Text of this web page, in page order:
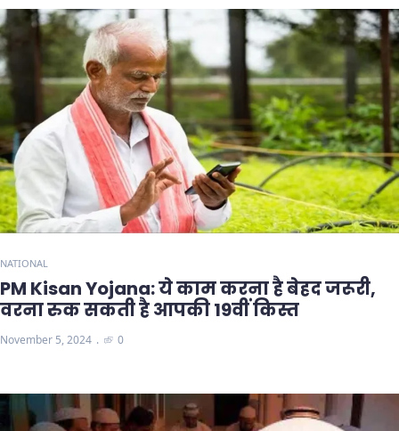
NATIONAL
PM Kisan Yojana: ये काम करना है बेहद जरूरी,
वरना रुक सकती है आपकी 19वीं किस्त
November 5, 2024 0